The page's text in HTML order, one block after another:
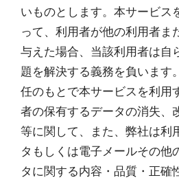
いものとします。本サービス
って、利用者が他の利用者ま
与えた場合、当該利用者は自
題を解決する義務を負います
任のもとで本サービスを利用
者の保有するデータの消失、
等に関して、また、弊社は利
タもしくは電子メールその他
タに関する内容・品質・正確